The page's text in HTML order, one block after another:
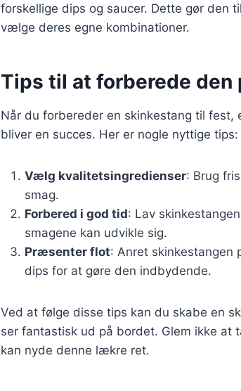
forskellige dips og saucer. Dette gør den
vælge deres egne kombinationer.
Tips til at forberede
Når du forbereder en skinkestang til
bliver en succes. Her er nogle nyttige tips:
Vælg kvalitetsingredienser: Brug
smag.
Forbered i god tid: Lav
smagene kan udvikle sig.
Præsenter flot: Anret skinkestangen
dips for at gøre den indbydende.
Ved at følge disse tips kan du skabe en
ser fantastisk ud på bordet. Glem ikke
kan nyde denne lækre ret.